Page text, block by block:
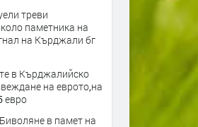
треви
паметника на
на Кърджали бг
в Кърджалийско
на еврото,на
евро
в памет на